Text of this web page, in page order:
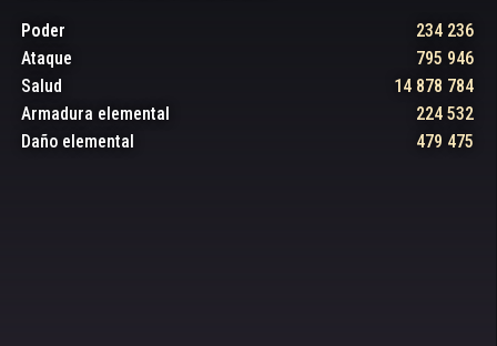
Poder
234 236
Ataque
795 946
Salud
14 878 784
Armadura elemental
224 532
Daño elemental
479 475